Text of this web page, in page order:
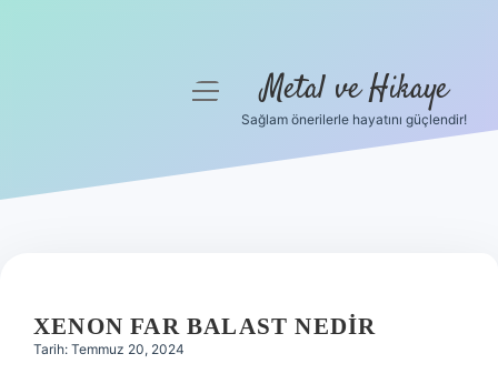
Hakkımızda
menüyüMetal ve Hikaye
Sağlam önerilerle hayatını güçlendir!
XENON FAR BALAST NEDIR
Tarih: Temmuz 20, 2024